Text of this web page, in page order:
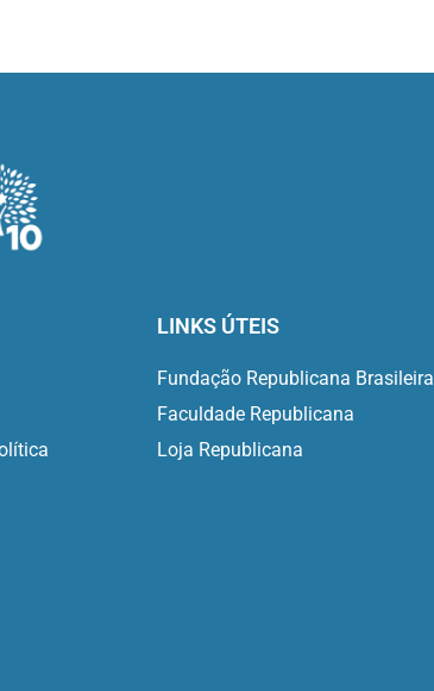
LINKS ÚTEIS
Fundação Republicana Brasileira
Faculdade Republicana
Loja Republicana